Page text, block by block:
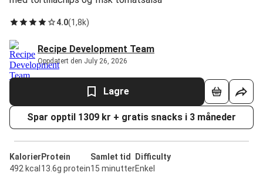
4.0(1,8k)
Recipe Development Team
Oppdatert den July 26, 2026
Lagre
Spar opptil 1309 kr + gratis snacks i 3 måneder
Kalorier
492 kcal
Protein
13.6g protein
Samlet tid
15 minutter
Difficulty
Enkel